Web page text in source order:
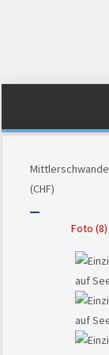
(CHF)
Foto (8)